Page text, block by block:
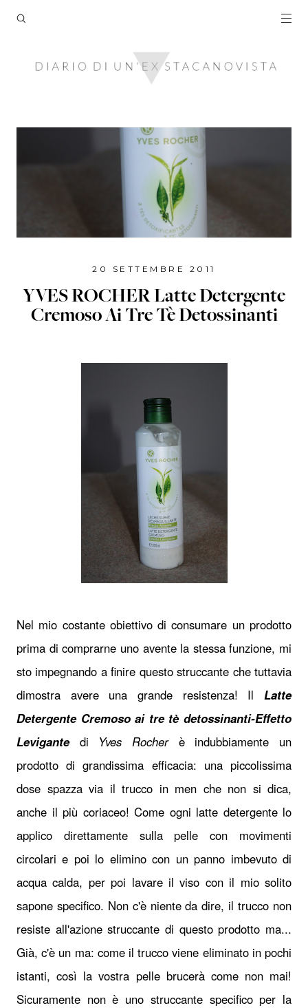
20 SETTEMBRE 2011
YVES ROCHER Latte Detergente
Cremoso Ai Tre Tè Detossinanti
Nel mio costante obiettivo di consumare un prodotto
prima di comprarne uno avente la stessa funzione, mi
sto impegnando a finire questo struccante che tuttavia
dimostra avere una grande resistenza! Il Latte
Detergente Cremoso ai tre tè detossinanti-Effetto
Levigantedi Yves Rocher è indubbiamente un
prodotto di grandissima efficacia: una piccolissima
dose spazza via il trucco in men che non si dica,
anche il più coriaceo! Come ogni latte detergente lo
applico direttamente sulla pelle con movimenti
circolari e poi lo elimino con un panno imbevuto di
acqua calda, per poi lavare il viso con il mio solito
sapone specifico. Non c'è niente da dire, il trucco non
resiste all'azione struccante di questo prodotto ma...
Già, c'è un ma: come il trucco viene eliminato in pochi
istanti, così la vostra pelle brucerà come non mai!
Sicuramente non è uno struccante specifico per la